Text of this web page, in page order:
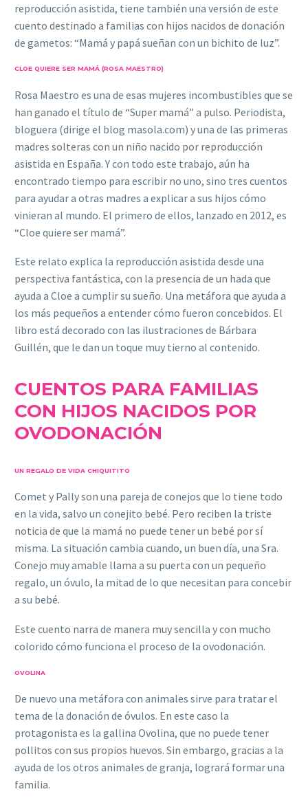
reproducción asistida, tiene también una versión de este
cuento destinado a familias con hijos nacidos de donación
de gametos: “Mamá y papá sueñan con un bichito de luz”.
CLOE QUIERE SER MAMÁ (ROSA MAESTRO)
Rosa Maestro es una de esas mujeres incombustibles que se
han ganado el título de “Super mamá” a pulso. Periodista,
bloguera (dirige el blog masola.com) y una de las primeras
madres solteras con un niño nacido por reproducción
asistida en España. Y con todo este trabajo, aún ha
encontrado tiempo para escribir no uno, sino tres cuentos
para ayudar a otras madres a explicar a sus hijos cómo
vinieran al mundo. El primero de ellos, lanzado en 2012, es
“Cloe quiere ser mamá”.
Este relato explica la reproducción asistida desde una
perspectiva fantástica, con la presencia de un hada que
ayuda a Cloe a cumplir su sueño. Una metáfora que ayuda a
los más pequeños a entender cómo fueron concebidos. El
libro está decorado con las ilustraciones de Bárbara
Guillén, que le dan un toque muy tierno al contenido.
CUENTOS PARA FAMILIAS
CON HIJOS NACIDOS POR
OVODONACIÓN
UN REGALO DE VIDA CHIQUITITO
Comet y Pally son una pareja de conejos que lo tiene todo
en la vida, salvo un conejito bebé. Pero reciben la triste
noticia de que la mamá no puede tener un bebé por sí
misma. La situación cambia cuando, un buen día, una Sra.
Conejo muy amable llama a su puerta con un pequeño
regalo, un óvulo, la mitad de lo que necesitan para concebir
a su bebé.
Este cuento narra de manera muy sencilla y con mucho
colorido cómo funciona el proceso de la ovodonación.
OVOLINA
De nuevo una metáfora con animales sirve para tratar el
tema de la donación de óvulos. En este caso la
protagonista es la gallina Ovolina, que no puede tener
pollitos con sus propios huevos. Sin embargo, gracias a la
ayuda de los otros animales de granja, logrará formar una
familia.